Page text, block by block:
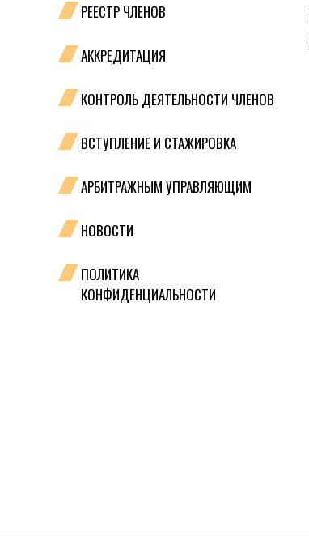
РЕЕСТР ЧЛЕНОВ
АККРЕДИТАЦИЯ
КОНТРОЛЬ ДЕЯТЕЛЬНОСТИ ЧЛЕНОВ
ВСТУПЛЕНИЕ И СТАЖИРОВКА
АРБИТРАЖНЫМ УПРАВЛЯЮЩИМ
НОВОСТИ
ПОЛИТИКА
КОНФИДЕНЦИАЛЬНОСТИ